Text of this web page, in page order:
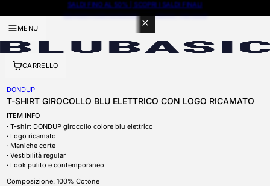
100 PUNTI CON ISCRIZIONE A BLUBASIC THE CLUB
MENU
CARRELLO
DONDUP
T-SHIRT GIROCOLLO BLU ELETTRICO CON LOGO RICAMATO
ITEM INFO
T-shirt DONDUP girocollo colore blu elettrico
Logo ricamato
Maniche corte
Vestibilità regular
Look pulito e contemporaneo
Composizione: 100% Cotone